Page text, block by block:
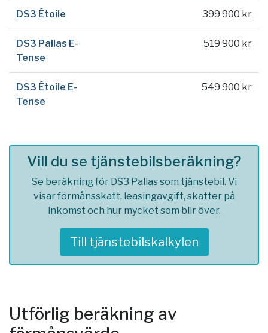
DS3 Étoile 399 900 kr
DS3 Pallas E-
Tense
519 900 kr
DS3 Étoile E-
Tense
549 900 kr
Vill du se tjänstebilsberäkning?
Se beräkning för DS3 Pallas som tjänstebil. Vi
visar förmånsskatt, leasingavgift, skatter på
inkomst och hur mycket som blir över.
Till tjänstebilskalkylen
Utförlig beräkning av